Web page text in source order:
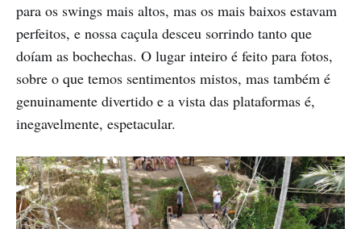
para os swings mais altos, mas os mais baixos estavam
perfeitos, e nossa caçula desceu sorrindo tanto que
doíam as bochechas. O lugar inteiro é feito para fotos,
sobre o que temos sentimentos mistos, mas também é
genuinamente divertido e a vista das plataformas é,
inegavelmente, espetacular.